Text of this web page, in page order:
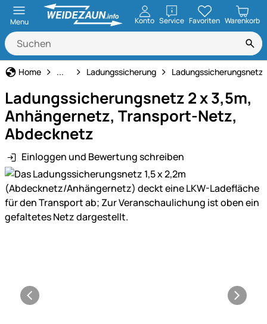
Menu Konto ServiceöffnenFavoriten Warenkorb
Home Haus und Hof
... Ladungssicherung Ladungssicherungsnetze
Ladungssicherungsnetz 2 x 3,5m,
Anhängernetz, Transport-Netz,
Abdecknetz
Einloggen und Bewertung schreiben
Produktgalerie